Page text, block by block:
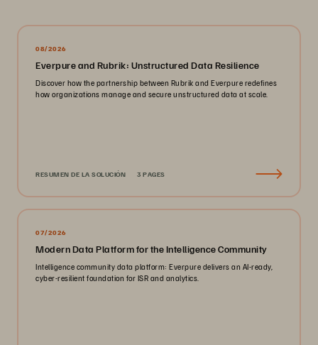
08/2026
Everpure and Rubrik: Unstructured Data Resilience
Discover how the partnership between Rubrik and Everpure redefines
how organizations manage and secure unstructured data at scale.
RESUMEN DE LA SOLUCIÓN 3 PAGES
07/2026
Modern Data Platform for the Intelligence Community
Intelligence community data platform: Everpure delivers an AI-ready,
cyber-resilient foundation for ISR and analytics.